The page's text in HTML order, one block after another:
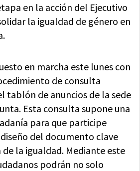
en la acción del Ejecutivo
la igualdad de género en
en marcha este lunes con
de consulta
tablón de anuncios de la sede
Esta consulta supone una
para que participe
del documento clave
la igualdad. Mediante este
podrán no solo